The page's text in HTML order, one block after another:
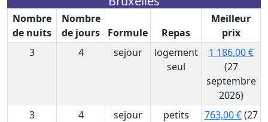
Nombre
de nuits
Nombre
de jours
Formule Repas
Meilleur
prix
3
4 sejour
logement
seul
1 186,00 €
(27
septembre
2026)
3
4 sejour
petits
763,00 €(27